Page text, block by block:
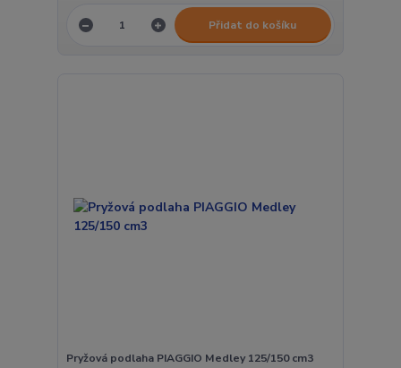
Přidat do košíku
Pryžová podlaha PIAGGIO Medley 125/150 cm3